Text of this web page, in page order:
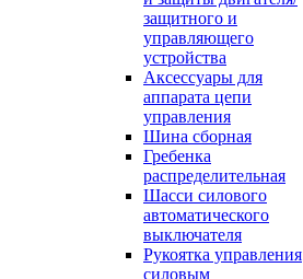
защитного и
управляющего
устройства
Аксессуары для
аппарата цепи
управления
Шина сборная
Гребенка
распределительная
Шасси силового
автоматического
выключателя
Рукоятка управления
силовым